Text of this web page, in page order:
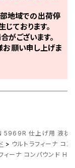
地域での出荷停
ております。
がございます。
お願い申し上げま
5969R 仕上げ用 液
> ウルトラフィーナ
フィーナ コンパウンド